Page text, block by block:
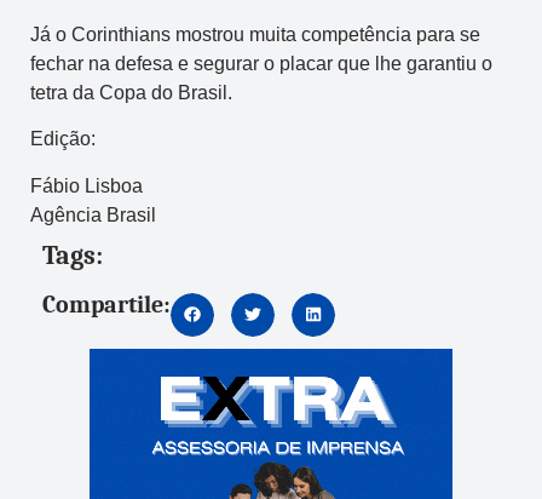
Já o Corinthians mostrou muita competência para se
fechar na defesa e segurar o placar que lhe garantiu o
tetra da Copa do Brasil.
Edição:
Fábio Lisboa
Agência Brasil
Tags:
Compartile: